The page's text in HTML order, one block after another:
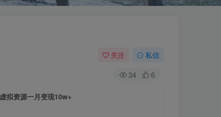
关注 私信
34 6
拟资源一月变现10w+